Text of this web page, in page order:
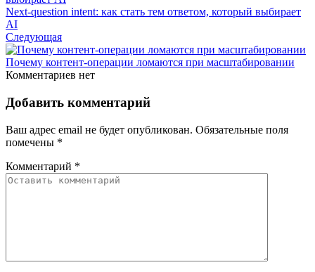
Next-question intent: как стать тем ответом, который выбирает
AI
Следующая
Почему контент-операции ломаются при масштабировании
Комментариев нет
Добавить комментарий
Ваш адрес email не будет опубликован. Обязательные поля
помечены *
Комментарий *